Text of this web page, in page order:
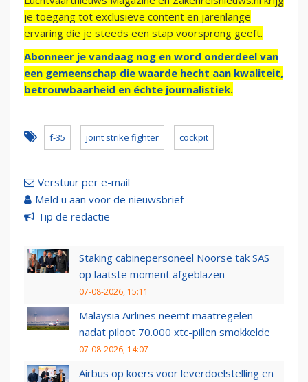
je toegang tot exclusieve content en jarenlange
ervaring die je steeds een stap voorsprong geeft.
Abonneer je vandaag nog en word onderdeel van
een gemeenschap die waarde hecht aan kwaliteit,
betrouwbaarheid en échte journalistiek.
f-35 joint strike fighter cockpit
Verstuur per e-mail
Meld u aan voor de nieuwsbrief
Tip de redactie
Staking cabinepersoneel Noorse tak SAS
op laatste moment afgeblazen
07-08-2026, 15:11
Malaysia Airlines neemt maatregelen
nadat piloot 70.000 xtc-pillen smokkelde
07-08-2026, 14:07
Airbus op koers voor leverdoelstelling en